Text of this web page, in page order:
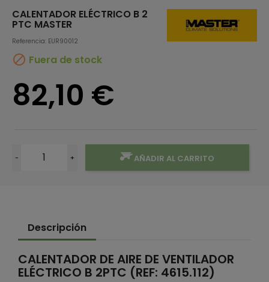
CALENTADOR ELÉCTRICO B 2
PTC MASTER
Referencia: EUR90012
 Fuera de stock
82,10 €
- + AÑADIR AL CARRITO
Descripción
CALENTADOR DE AIRE DE VENTILADOR
ELÉCTRICO B 2PTC (REF: 4615.112)